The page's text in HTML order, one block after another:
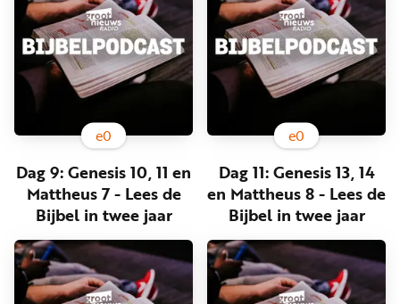
e0
Dag 9: Genesis 10, 11 en
Mattheus 7 - Lees de
Bijbel in twee jaar
e0
Dag 11: Genesis 13, 14
en Mattheus 8 - Lees de
Bijbel in twee jaar
Businessclub
Adverteren
Winkel
reglement
Algemene
voorwaarden